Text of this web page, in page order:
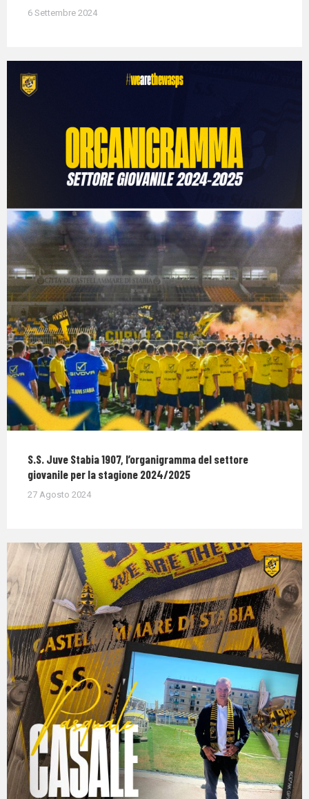
6 Settembre 2024
S.S. Juve Stabia 1907, l’organigramma del settore
giovanile per la stagione 2024/2025
27 Agosto 2024